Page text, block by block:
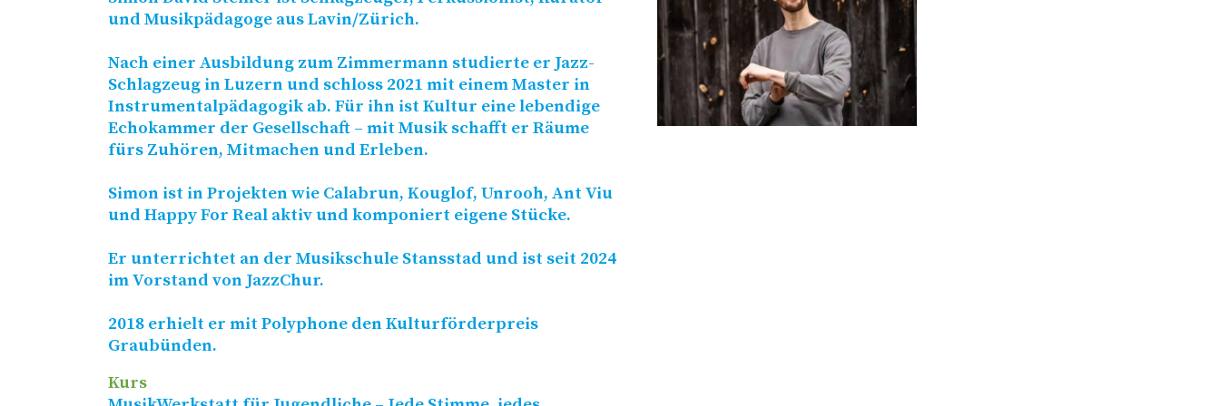
und Musikpädagoge aus Lavin/​Zürich.
Nach einer Ausbildung zum Zimmermann studierte er Jazz-
Schlagzeug in Luzern und schloss 2021 mit einem Master in
Instrumentalpädagogik ab. Für ihn ist Kultur eine lebendige
Echokammer der Gesellschaft – mit Musik schafft er Räume
fürs Zuhören, Mitmachen und Erleben.
Simon ist in Projekten wie Calabrun, Kouglof, Unrooh, Ant Viu
und Happy For Real aktiv und komponiert eigene Stücke.
Er unterrichtet an der Musikschule Stansstad und ist seit 2024
im Vorstand von JazzChur.
2018 erhielt er mit Polyphone den Kulturförderpreis
Graubünden.
Kurs